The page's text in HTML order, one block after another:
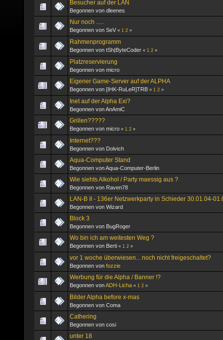
Besucher auf der LAN
Begonnen von dleenes
Nur noch .....
Begonnen von SeV « 1 2 »
Rahmenprogramm
Begonnen von tSh|ByteCoder « 1 2 »
Platzreservierung
Begonnen von micro
Eigener Game-Server auf der ALPHA
Begonnen von [IHK-RuLeR]TRB « 1 2 »
Inet auf der Alpha Exi?
Begonnen von AnAmiC
Grillen?????
Begonnen von micro « 1 2 »
Internet???
Begonnen von Dolvich
Aqua-Computer Stand
Begonnen von Aqua-Computer-Berlin
Wie siehts Alkohol / Party maessig aus ?
Begonnen von Raven78
LAN-B II - 136er Netzwerkparty in Schieder 30.01.04-
Begonnen von Wizard
Block 3
Begonnen von BugRoger
Wo bin ich am weitesten Weg ?
Begonnen von Berti « 1 2 »
vor 1 woche überwiesen... noch nicht freigeschaltet?
Begonnen von fozzie
Werbung für die Alpha / Banner !?
Begonnen vonADH-Licha « 1 2 »
Bilder Alpha before x-mas
Begonnen von Coma
Cathering
Begonnen von cosi
unter 18